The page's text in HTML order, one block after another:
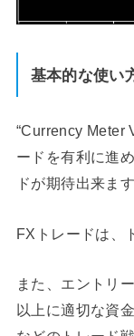
基本的な使い
“Currency Meter
ードを有利に進
ドが期待出来ます
FXトレードは、
また、エントリ
以上に適切な資